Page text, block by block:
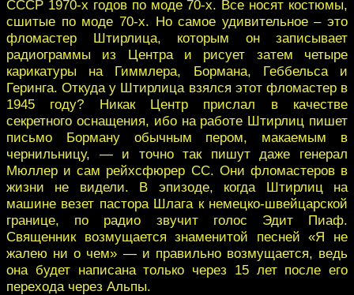
СССР 1970-х годов по моде 70-х. Все носят костюмы,
сшитые по моде 70-х. Но самое удивительное – это
фломастер Штирлица, которым он записывает
радиограммы из Центра и рисует затем четыре
карикатуры на Гиммлера, Бормана, Геббельса и
Геринга. Откуда у Штирлица взялся этот фломастер в
1945 году? Никак Центр прислал в качестве
секретного оснащения, ибо на работе Штирлиц пишет
письмо Борману обычным пером, макаемым в
чернильницу, — и точно так пишут даже генерал
Мюллер и сам рейхсфюрер СС. Они фломастеров в
жизни не видели. В эпизоде, когда Штирлиц на
машине везет пастора Шлага к немецко-швейцарской
границе, по радио звучит голос Эдит Пиаф.
Священник возмущается знаменитой песней «Я не
жалею ни о чем» — и правильно возмущается, ведь
она будет написана только через 15 лет после его
перехода через Альпы.